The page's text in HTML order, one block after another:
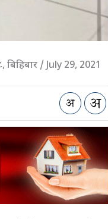
बिहिबार / July 29, 2021